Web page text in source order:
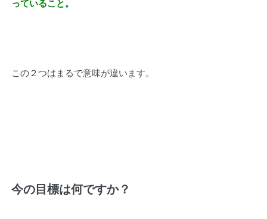
っていること。
この２つはまるで意味が違います。
今の目標は何ですか？